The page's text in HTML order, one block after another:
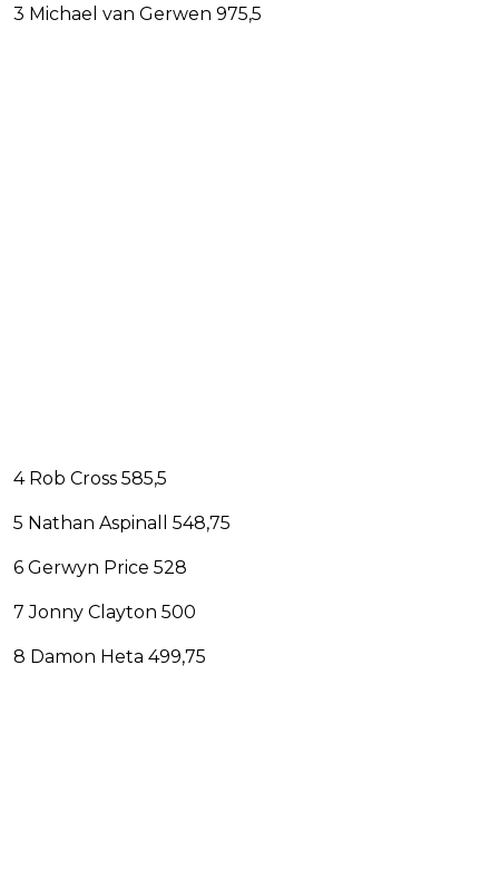
3 Michael van Gerwen 975,5
4 Rob Cross 585,5
5 Nathan Aspinall 548,75
6 Gerwyn Price 528
7 Jonny Clayton 500
8 Damon Heta 499,75